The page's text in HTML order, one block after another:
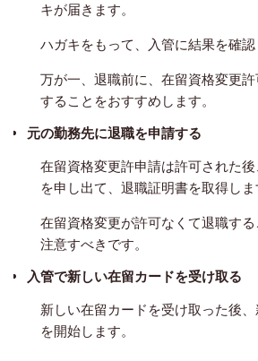
キが届きます。
ハガキをもって、入管に結果を確認
万が一、退職前に、在留資格変更
することをおすすめします。
元の勤務先に退職を申請する
在留資格変更許申請は許可された
を申し出て、退職証明書を取得しま
在留資格変更が許可なくて退職す
注意すべきです。
入管で新しい在留カードを受け取る
新しい在留カードを受け取った後
を開始します。